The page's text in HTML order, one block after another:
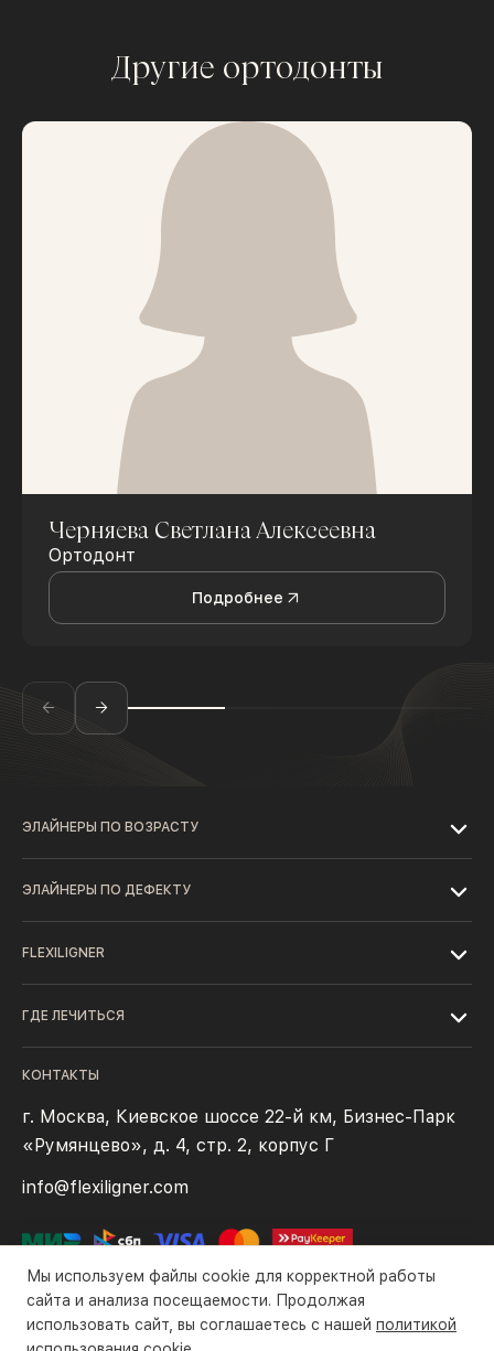
Другие ортодонты
Черняева Светлана Алексеевна
Ортодонт
Подробнее
ЭЛАЙНЕРЫ ПО ВОЗРАСТУ
ЭЛАЙНЕРЫ ПО ДЕФЕКТУ
FLEXILIGNER
ГДЕ ЛЕЧИТЬСЯ
КОНТАКТЫ
г. Москва, Киевское шоссе 22-й км, Бизнес-Парк
«Румянцево», д. 4, стр. 2, корпус Г
info@flexiligner.com
Политика конфиденциальности Файлы cookie Правила оплаты
Мы используем файлы cookie для корректной работы
сайта и анализа посещаемости. Продолжая
использовать сайт, вы соглашаетесь с нашей политикой